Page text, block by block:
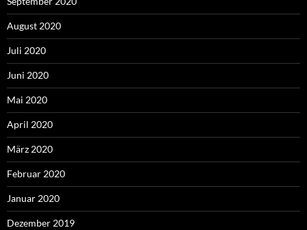
August 2020
Juli 2020
Juni 2020
Mai 2020
April 2020
März 2020
Februar 2020
Januar 2020
Dezember 2019